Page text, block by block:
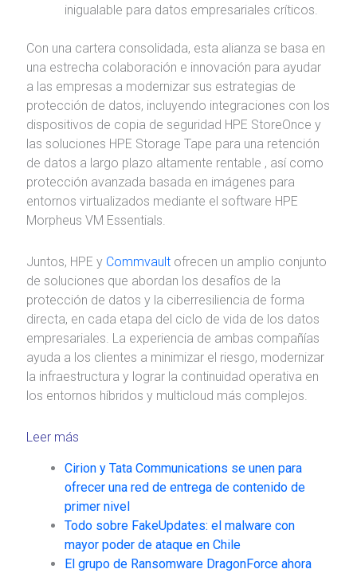
inigualable para datos empresariales críticos.
Con una cartera consolidada, esta alianza se basa en
una estrecha colaboración e innovación para ayudar
a las empresas a modernizar sus estrategias de
protección de datos, incluyendo integraciones con los
dispositivos de copia de seguridad HPE StoreOnce y
las soluciones HPE Storage Tape para una retención
de datos a largo plazo altamente rentable , así como
protección avanzada basada en imágenes para
entornos virtualizados mediante el software HPE
Morpheus VM Essentials.
Juntos, HPE y Commvaultofrecen un amplio conjunto
de soluciones que abordan los desafíos de la
protección de datos y la ciberresiliencia de forma
directa, en cada etapa del ciclo de vida de los datos
empresariales. La experiencia de ambas compañías
ayuda a los clientes a minimizar el riesgo, modernizar
la infraestructura y lograr la continuidad operativa en
los entornos híbridos y multicloud más complejos.
Leer más
Cirion y Tata Communications se unen para
ofrecer una red de entrega de contenido de
primer nivel
Todo sobre FakeUpdates: el malware con
mayor poder de ataque en Chile
El grupo de Ransomware DragonForce ahora